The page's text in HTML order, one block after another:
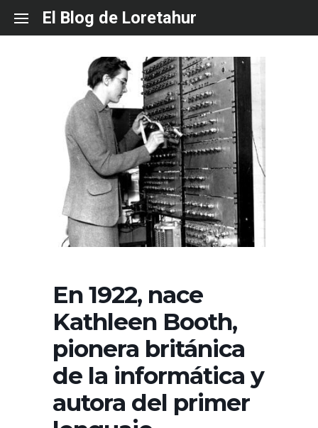
content
El Blog de Loretahur
En 1922, nace
Kathleen Booth,
pionera británica
de la informática y
autora del primer